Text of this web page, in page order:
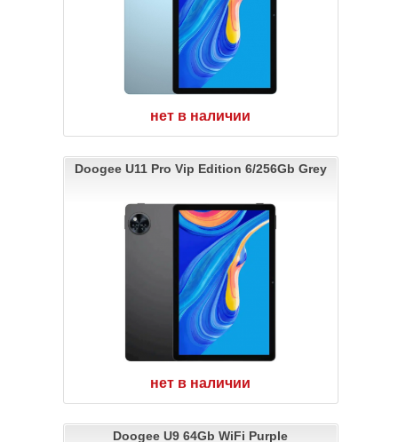
нет в наличии
Doogee U11 Pro Vip Edition 6/256Gb Grey
нет в наличии
Doogee U9 64Gb WiFi Purple